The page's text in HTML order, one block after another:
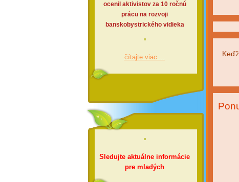
ocenil aktivistov za 10 ročnú
prácu na rozvoji
banskobystrického vidieka
čítajte viac ...
Sledujte aktuálne informácie
pre mladých